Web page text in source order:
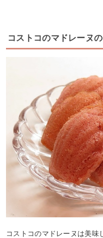
コストコのマドレーヌ
コストコのマドレーヌは美味